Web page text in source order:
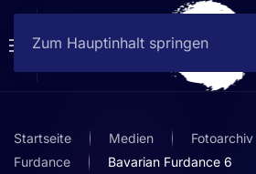
Zum Hauptinhalt springen
Startseite Medien Fotoarchiv
Furdance
Bavarian Furdance 6